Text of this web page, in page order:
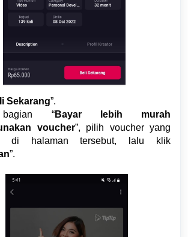
Sekarang”.
“Bayar lebih murah
voucher”, pilih voucher yang
di halaman tersebut, lalu klik
”.